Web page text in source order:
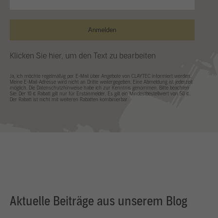
Anmelden
Klicken Sie hier, um den Text zu bearbeiten
Ja, ich möchte regelmäßig per E-Mail über Angebote von CLAYTEC informiert werden.
Meine E-Mail-Adresse wird nicht an Dritte weitergegeben. Eine Abmeldung ist jederzeit
möglich. Die Datenschutzhinweise habe ich zur Kenntnis genommen. Bitte beachten
Sie: Der 10 € Rabatt gilt nur für Erstanmelder. Es gilt ein Mindestbestellwert von 50 €.
Der Rabatt ist nicht mit weiteren Rabatten kombinierbar.
Aktuelle Beiträge aus unserem Blog